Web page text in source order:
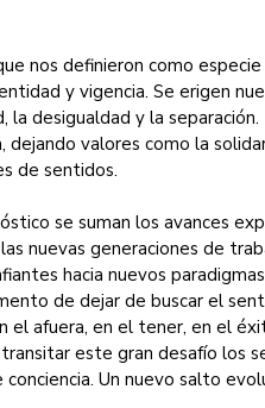
nos definieron como
y vigencia. Se erigen
la desigualdad y la
dejando valores como la
de sentidos.
se suman los avances
nuevas generaciones de
hacia nuevos
de dejar de buscar el
el afuera, en el tener, en el
este gran desafío los
conciencia. Un nuevo salto